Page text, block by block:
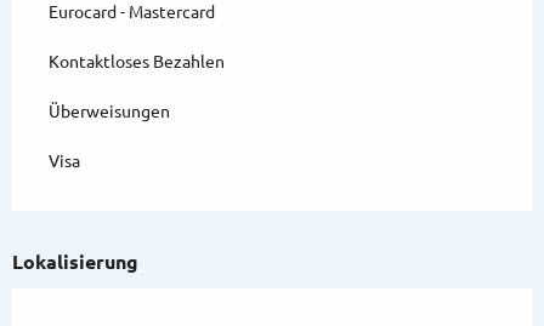
Eurocard - Mastercard
Kontaktloses Bezahlen
Überweisungen
Visa
Lokalisierung